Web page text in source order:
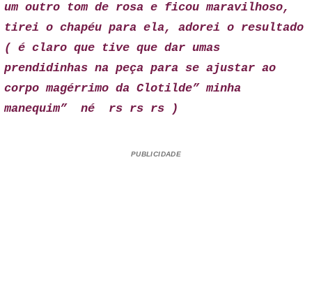
um outro tom de rosa e ficou maravilhoso,
tirei o chapéu para ela, adorei o resultado
( é claro que tive que dar umas
prendidinhas na peça para se ajustar ao
corpo magérrimo da Clotilde” minha
manequim” né rs rs rs )
PUBLICIDADE